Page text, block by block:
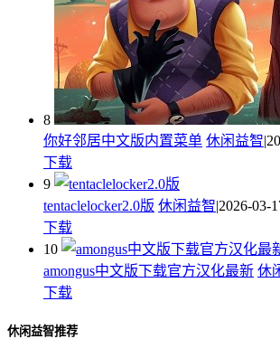
8
你好邻居中文版内置菜单 休闲益智
下载
9
tentaclelocker2.0版 休闲益智|2026-03-
下载
10
amongus中文版下载官方汉化最新 休
下载
休闲益智推荐